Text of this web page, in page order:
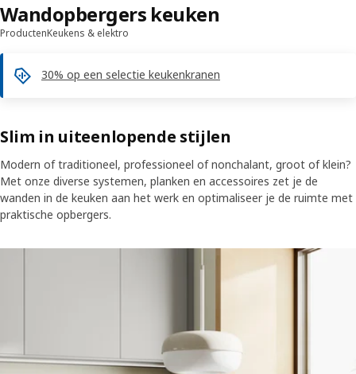
ProductenKeukens & elektro
30% op een selectie keukenkranen
Wandopbergers keuken
Slim in uiteenlopende stijlen
Modern of traditioneel, professioneel of nonchalant, groot of klein?
Met onze diverse systemen, planken en accessoires zet je de
wanden in de keuken aan het werk en optimaliseer je de ruimte met
praktische opbergers.